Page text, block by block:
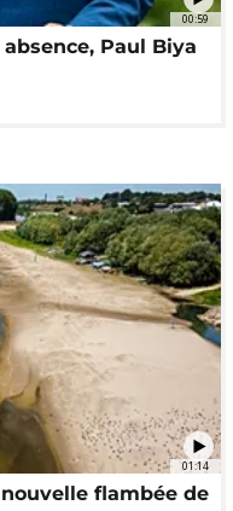
00:59
Paul Biya
01:14
flambée de